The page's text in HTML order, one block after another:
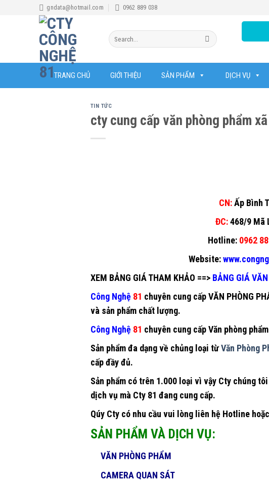
gndata@hotmail.com 0962 889 038
Search
for:
TRANG CHỦ GIỚI THIỆU SẢN PHẨM DỊCH VỤ
TIN TỨC
cty cung cấp văn phòng phẩm
CN: Ấp Bình
ĐC: 468/9 Mã
Hotline:0962
Website:
XEM BẢNG GIÁ THAM KHẢO ==> BẢNG GIÁ
Công Nghệ 81 chuyên cung cấpVĂN PHÒNG
và sản phẩm chất lượng.
Công Nghệ 81 chuyên cung cấpVăn phòng
Sản phẩm đa dạng về chủng loại từVăn Phòng
cấp đầy đủ.
Sản phẩm có trên 1.000 loại vì vậy Cty chúng
dịch vụ mà Cty 81 đang cung cấp.
Qúy Cty có nhu cầu vui lòng liên hệ Hotline
SẢN PHẨM VÀ DỊCH VỤ:
VĂN PHÒNG PHẨM
CAMERA QUAN SÁT